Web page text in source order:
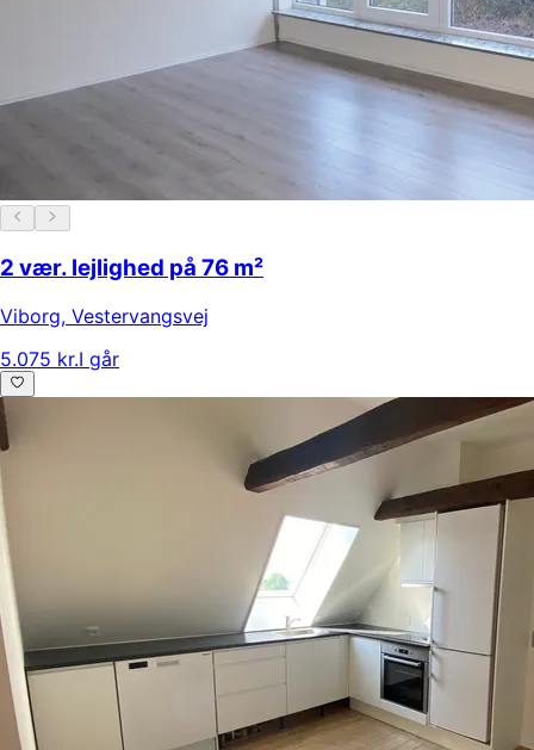
2 vær. lejlighed på 76 m²
Viborg, Vestervangsvej
5.075 kr.I går